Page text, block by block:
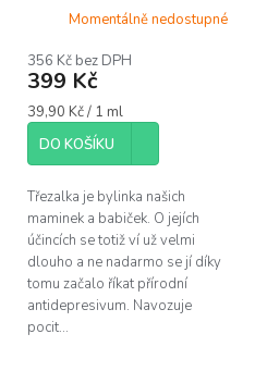
Momentálně nedostupné
356 Kč bez DPH
399 Kč
Měrná
cena:
39,90 Kč / 1 ml
DO KOŠÍKU
Třezalka je bylinka našich
maminek a babiček. O jejích
účincích se totiž ví už velmi
dlouho a ne nadarmo se jí díky
tomu začalo říkat přírodní
antidepresivum. Navozuje
pocit...